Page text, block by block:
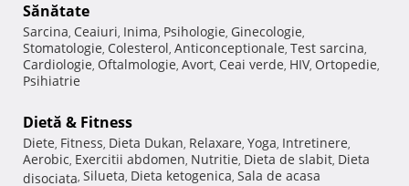
Sănătate
Sarcina, Ceaiuri, Inima, Psihologie, Ginecologie,
Stomatologie, Colesterol, Anticonceptionale, Test sarcina,
Cardiologie, Oftalmologie, Avort, Ceai verde, HIV, Ortopedie,
Psihiatrie
Dietă & Fitness
Diete, Fitness, Dieta Dukan, Relaxare, Yoga, Intretinere,
Aerobic, Exercitii abdomen, Nutritie, Dieta de slabit, Dieta
disociata, Silueta, Dieta ketogenica, Sala de acasa